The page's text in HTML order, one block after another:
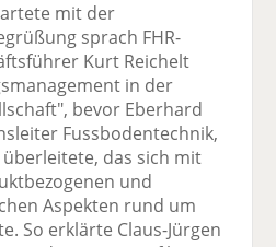
mit der
sprach FHR-
Kurt Reichelt
in der
bevor Eberhard
Fussbodentechnik,
das sich mit
und
Aspekten rund um
So erklärte Claus-Jürgen